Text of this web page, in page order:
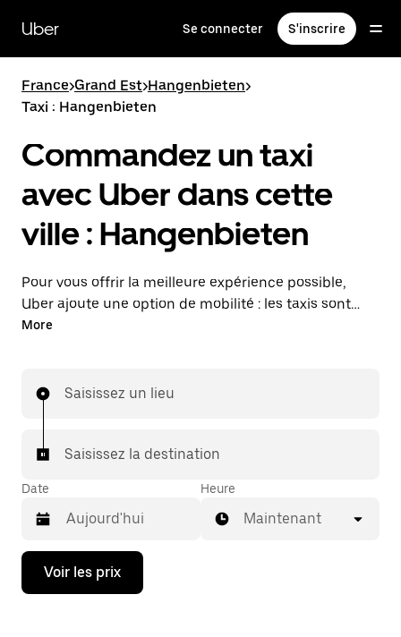
contenu
principal
Uber Se connecter S'inscrire
France>Grand Est>Hangenbieten>
Taxi : Hangenbieten
Commandez un taxi
avec Uber dans cette
ville : Hangenbieten
Pour vous offrir la meilleure expérience possible,
Uber ajoute une option de mobilité : les taxis sont
maintenant disponibles dans l'application. Uber Taxi :
More
Saisissez un lieu
Saisissez la destination
Date
Appuyez
la
Heure
Maintenant
Voir les prix